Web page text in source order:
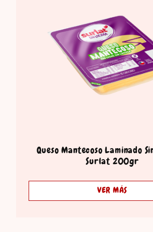
Queso Mantecoso Laminado
Surlat 200gr
VER MÁS